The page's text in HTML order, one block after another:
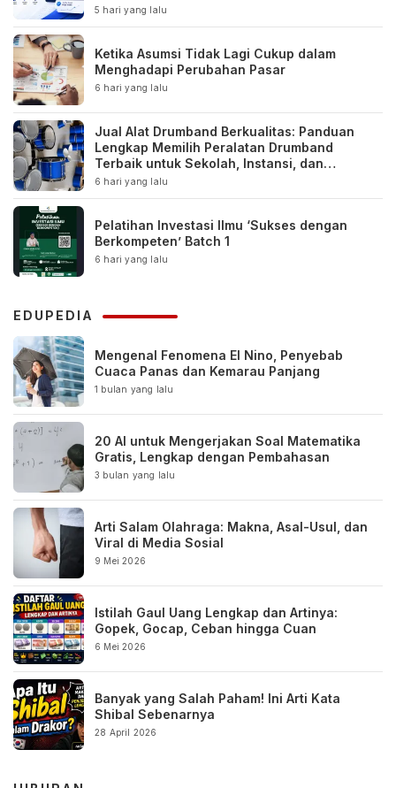
5 hari yang lalu
Ketika Asumsi Tidak Lagi Cukup dalam
Menghadapi Perubahan Pasar
6 hari yang lalu
Jual Alat Drumband Berkualitas: Panduan
Lengkap Memilih Peralatan Drumband
Terbaik untuk Sekolah, Instansi, dan
Komunitas
6 hari yang lalu
Pelatihan Investasi Ilmu ‘Sukses dengan
Berkompeten’ Batch 1
6 hari yang lalu
EDUPEDIA
Mengenal Fenomena El Nino, Penyebab
Cuaca Panas dan Kemarau Panjang
1 bulan yang lalu
20 AI untuk Mengerjakan Soal Matematika
Gratis, Lengkap dengan Pembahasan
3 bulan yang lalu
Arti Salam Olahraga: Makna, Asal-Usul, dan
Viral di Media Sosial
9 Mei 2026
Istilah Gaul Uang Lengkap dan Artinya:
Gopek, Gocap, Ceban hingga Cuan
6 Mei 2026
Banyak yang Salah Paham! Ini Arti Kata
Shibal Sebenarnya
28 April 2026